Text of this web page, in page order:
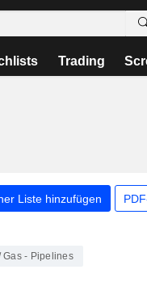
Trading
Liste hinzufügen
Gas - Pipelines